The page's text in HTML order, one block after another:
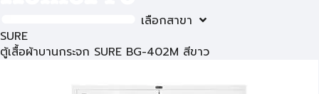
เลือกสาขา
SURE
ตู้เสื้อผ้าบานกระจก SURE BG-402M สีขาว